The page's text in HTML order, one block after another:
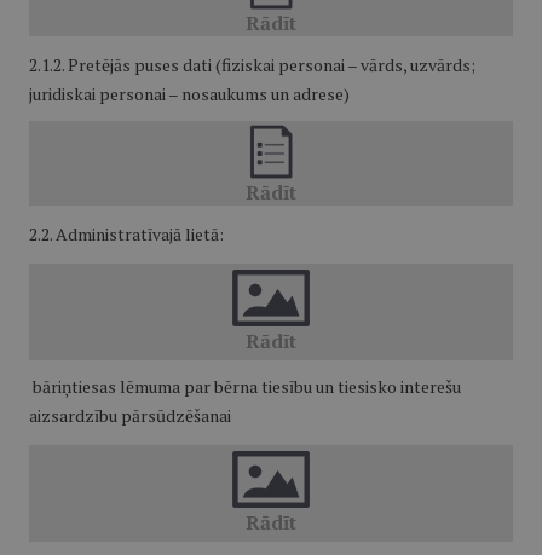
2.1.2. Pretējās puses dati (fiziskai personai – vārds, uzvārds;
juridiskai personai – nosaukums un adrese)
2.2. Administratīvajā lietā:
bāriņtiesas lēmuma par bērna tiesību un tiesisko interešu
aizsardzību pārsūdzēšanai